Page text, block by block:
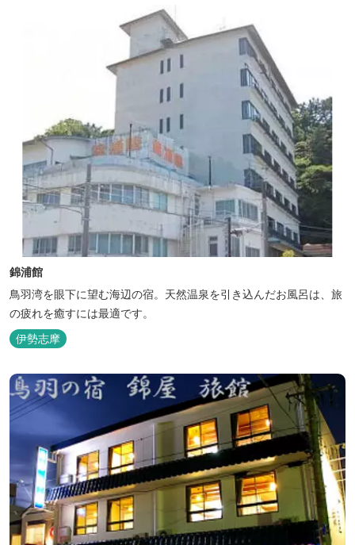
錦浦館
鳥羽湾を眼下に望む海辺の宿。天然温泉を引き込んだお風呂は、旅
の疲れを癒すには最適です。
伊勢志摩